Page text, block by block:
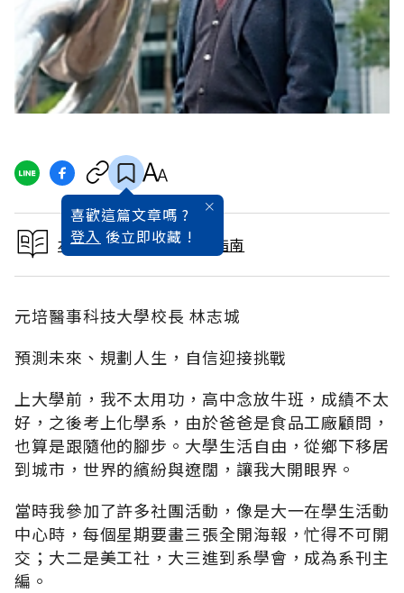
喜歡這篇文章嗎 ?
登入 後立即收藏 !
本文出自2015大學入學指南
元培醫事科技大學校長 林志城
預測未來、規劃人生，自信迎接挑戰
上大學前，我不太用功，高中念放牛班，成績不太
好，之後考上化學系，由於爸爸是食品工廠顧問，
也算是跟隨他的腳步。大學生活自由，從鄉下移居
到城市，世界的繽紛與遼闊，讓我大開眼界。
當時我參加了許多社團活動，像是大一在學生活動
中心時，每個星期要畫三張全開海報，忙得不可開
交；大二是美工社，大三進到系學會，成為系刊主
編。